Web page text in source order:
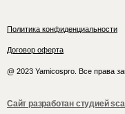
Политика конфиденциальности
Договор оферта
@ 2023 Yamicospro. Все права
Сайт разработан студией